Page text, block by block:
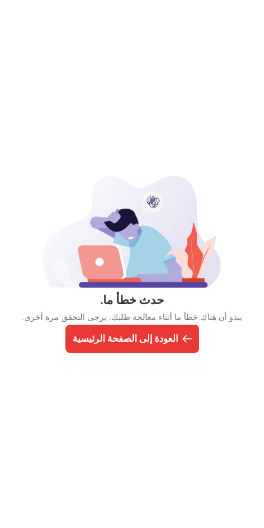
حدث خطأ ما.
يبدو أن هناك خطأ ما أثناء معالجة طلبك. يرجى التحقق مرة أخرى.
العودة إلى الصفحة الرئيسية